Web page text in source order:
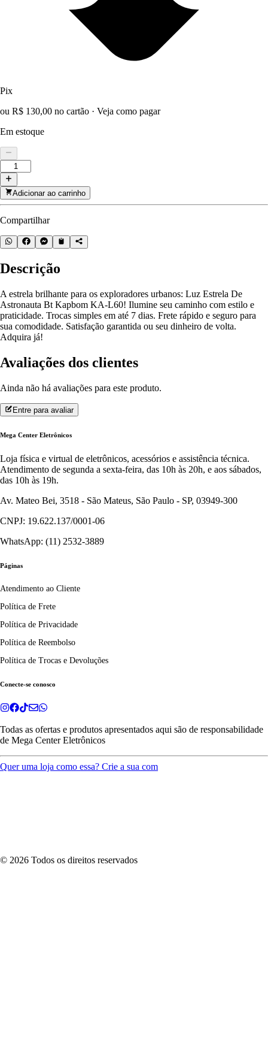
Pix
ou R$ 130,00 no cartão · Veja como pagar
Em estoque
Adicionar ao carrinho
Compartilhar
Descrição
A estrela brilhante para os exploradores urbanos: Luz Estrela De
Astronauta Bt Kapbom KA-L60! Ilumine seu caminho com estilo e
praticidade. Trocas simples em até 7 dias. Frete rápido e seguro para
sua comodidade. Satisfação garantida ou seu dinheiro de volta.
Adquira já!
Avaliações dos clientes
Ainda não há avaliações para este produto.
Entre para avaliar
Mega Center Eletrônicos
Loja física e virtual de eletrônicos, acessórios e assistência técnica.
Atendimento de segunda a sexta-feira, das 10h às 20h, e aos sábados,
das 10h às 19h.
Av. Mateo Bei, 3518 - São Mateus, São Paulo - SP, 03949-300
CNPJ: 19.622.137/0001-06
WhatsApp: (11) 2532-3889
Páginas
Atendimento ao Cliente
Política de Frete
Política de Privacidade
Política de Reembolso
Política de Trocas e Devoluções
Conecte-se conosco
Todas as ofertas e produtos apresentados aqui são de responsabilidade
de Mega Center Eletrônicos
Quer uma loja como essa? Crie a sua com
© 2026 Todos os direitos reservados